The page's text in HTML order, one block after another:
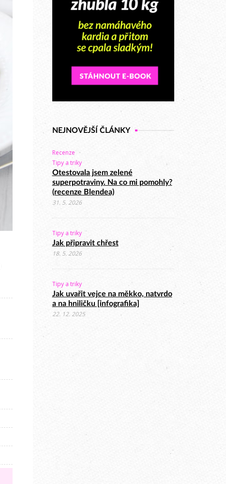
NEJNOVĚJŠÍ ČLÁNKY
Recenze
Tipy a triky
Otestovala jsem zelené
superpotraviny. Na co mi pomohly?
(recenze Blendea)
31. 5. 2026
Tipy a triky
Jak připravit chřest
18. 5. 2026
Tipy a triky
Jak uvařit vejce na měkko, natvrdo
a na hniličku [infografika]
22. 12. 2025